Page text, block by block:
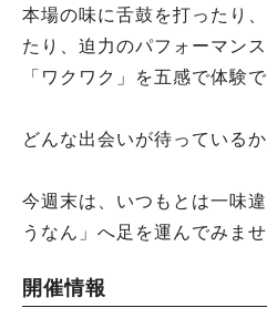
本場の味に舌鼓を打ったり
たり、迫力のパフォーマン
「ワクワク」を五感で体験
どんな出会いが待っている
今週末は、いつもとは一味
うなん」へ足を運んでみませ
開催情報